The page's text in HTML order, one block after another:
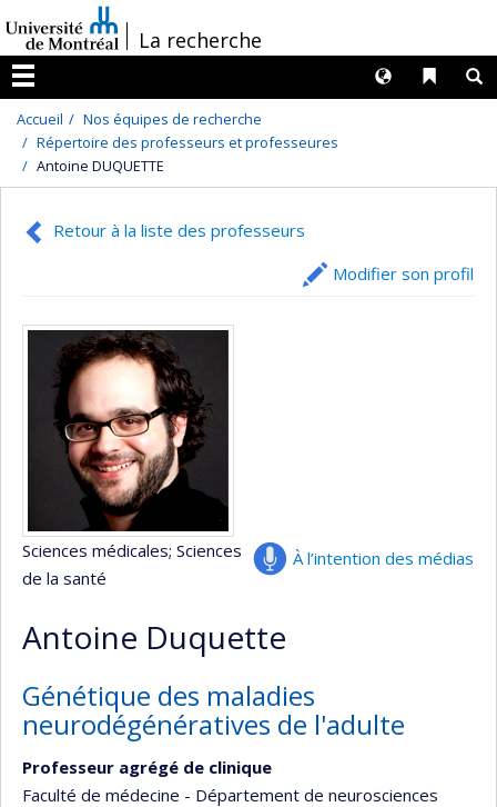
au
contenu
/La recherche
Menu
Liens
Langues
Accueil
Nos équipes de recherche
Répertoire des professeurs et professeures
Antoine DUQUETTE
Retour à la liste des professeurs
Modifier son profil
À l’intention des médias
Sciences médicales; Sciences
de la santé
Antoine Duquette
Génétique des maladies
neurodégénératives de l'adulte
Professeur agrégé de clinique
Faculté de médecine - Département de neurosciences